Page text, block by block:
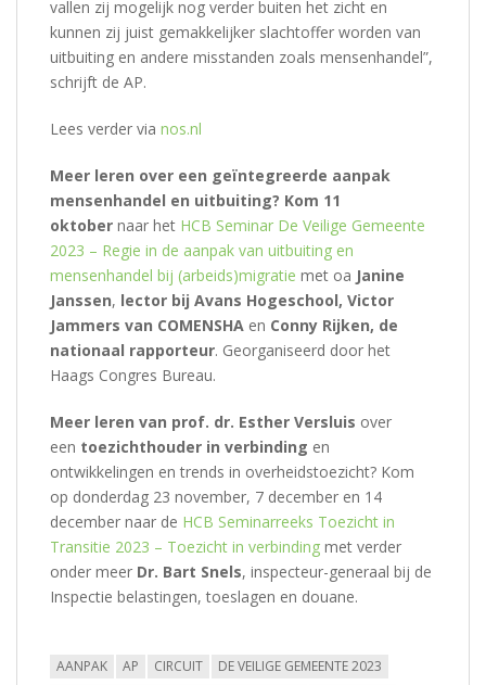
vallen zij mogelijk nog verder buiten het zicht en
kunnen zij juist gemakkelijker slachtoffer worden van
uitbuiting en andere misstanden zoals mensenhandel”,
schrijft de AP.
Lees verder via nos.nl
Meer leren over een geïntegreerde aanpak
mensenhandel en uitbuiting? Kom 11
oktober naar het HCB Seminar De Veilige Gemeente
2023 – Regie in de aanpak van uitbuiting en
mensenhandel bij (arbeids)migratie met oa Janine
Janssen, lector bij Avans Hogeschool, Victor
Jammers van COMENSHA en Conny Rijken, de
nationaal rapporteur. Georganiseerd door het
Haags Congres Bureau.
Meer leren van prof. dr. Esther Versluis over
een toezichthouder in verbinding en
ontwikkelingen en trends in overheidstoezicht? Kom
op donderdag 23 november, 7 december en 14
december naar de HCB Seminarreeks Toezicht in
Transitie 2023 – Toezicht in verbinding met verder
onder meer Dr. Bart Snels, inspecteur-generaal bij de
Inspectie belastingen, toeslagen en douane.
AANPAK AP CIRCUIT
DE VEILIGE GEMEENTE 2023